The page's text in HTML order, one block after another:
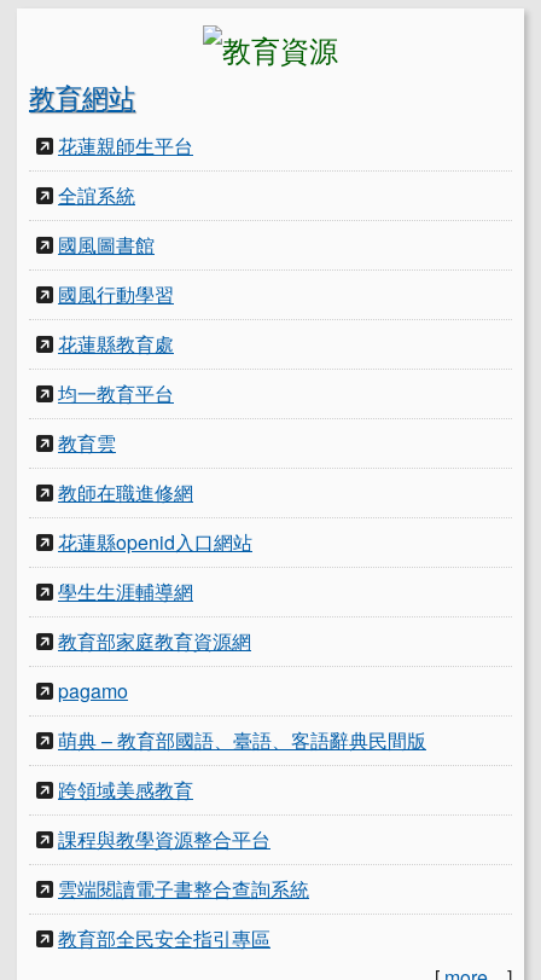
教育網站
花蓮親師生平台
全誼系統
國風圖書館
國風行動學習
花蓮縣教育處
均一教育平台
教育雲
教師在職進修網
花蓮縣openid入口網站
學生生涯輔導網
教育部家庭教育資源網
pagamo
萌典 – 教育部國語、臺語、客語辭典民間版
跨領域美感教育
課程與教學資源整合平台
雲端閱讀電子書整合查詢系統
教育部全民安全指引專區